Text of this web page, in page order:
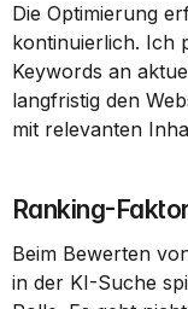
Die Optimierung
kontinuierlich. Ich
Keywords an
langfristig den
mit relevanten
Ranking-
Beim Bewerten
in der KI-Suche